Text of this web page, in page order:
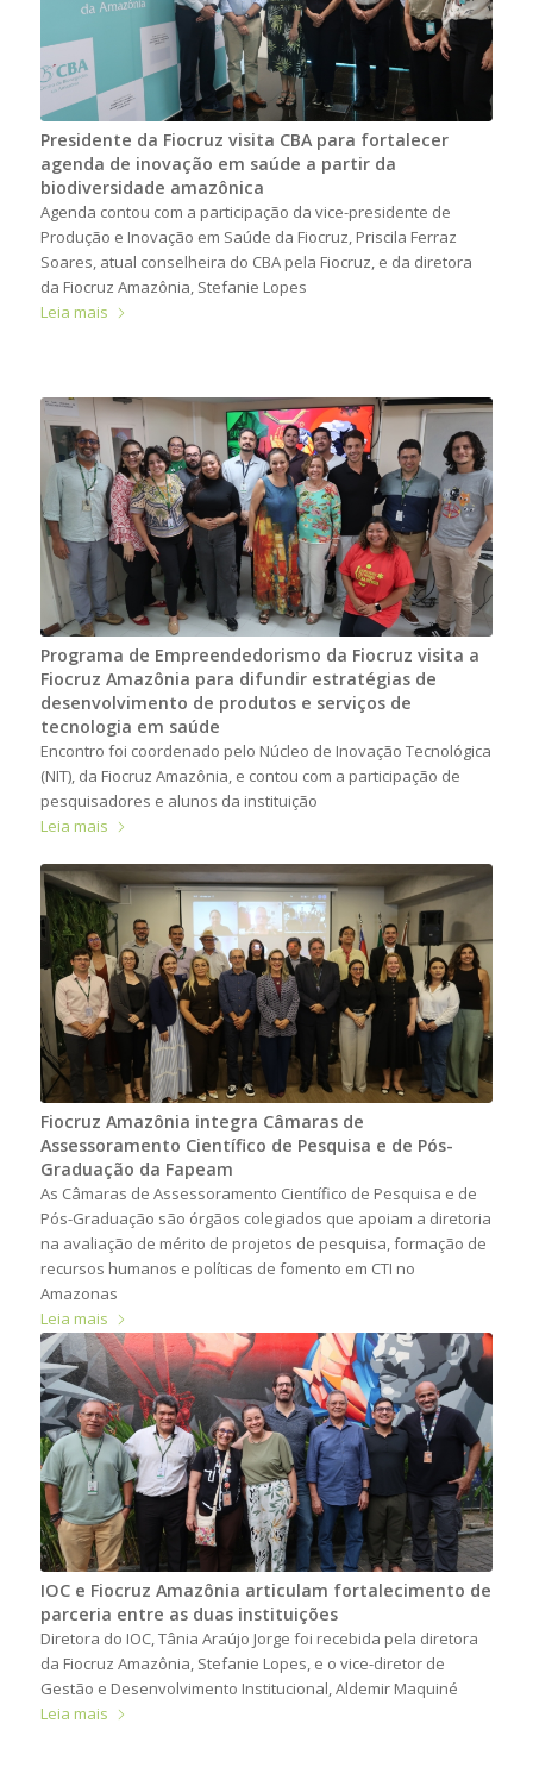
Presidente da Fiocruz visita CBA para fortalecer
agenda de inovação em saúde a partir da
biodiversidade amazônica
Agenda contou com a participação da vice-presidente de
Produção e Inovação em Saúde da Fiocruz, Priscila Ferraz
Soares, atual conselheira do CBA pela Fiocruz, e da diretora
da Fiocruz Amazônia, Stefanie Lopes
Leia mais
Programa de Empreendedorismo da Fiocruz visita a
Fiocruz Amazônia para difundir estratégias de
desenvolvimento de produtos e serviços de
tecnologia em saúde
Encontro foi coordenado pelo Núcleo de Inovação Tecnológica
(NIT), da Fiocruz Amazônia, e contou com a participação de
pesquisadores e alunos da instituição
Leia mais
Fiocruz Amazônia integra Câmaras de
Assessoramento Científico de Pesquisa e de Pós-
Graduação da Fapeam
As Câmaras de Assessoramento Científico de Pesquisa e de
Pós-Graduação são órgãos colegiados que apoiam a diretoria
na avaliação de mérito de projetos de pesquisa, formação de
recursos humanos e políticas de fomento em CTI no
Amazonas
Leia mais
IOC e Fiocruz Amazônia articulam fortalecimento de
parceria entre as duas instituições
Diretora do IOC, Tânia Araújo Jorge foi recebida pela diretora
da Fiocruz Amazônia, Stefanie Lopes, e o vice-diretor de
Gestão e Desenvolvimento Institucional, Aldemir Maquiné
Leia mais